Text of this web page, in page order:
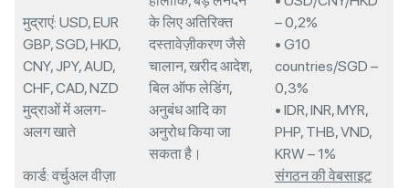
मुद्राएं: USD, EUR
GBP, SGD, HKD,
CNY, JPY, AUD,
CHF, CAD, NZD
मुद्राओं में अलग-
अलग खाते
कार्ड: वर्चुअल वीज़ा
के लिए अतिरिक्त
दस्तावेज़ीकरण जैसे
चालान, खरीद आदेश,
बिल ऑफ लेडिंग,
अनुबंध आदि का
अनुरोध किया जा
सकता है।
– 0,2%
• G10
countries/SGD –
0,3%
• IDR, INR, MYR,
PHP, THB, VND,
KRW – 1%
संगठन की वेबसाइट